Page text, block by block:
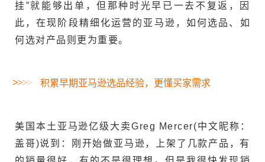
挂”就能够出单，但那种时光早已一去不复返，因
此，在现阶段精细化运营的亚马逊，如何选品、如
何选对产品则更为重要。
>>>> 积累早期亚马逊选品经验，更懂买家需求
美国本土亚马逊亿级大卖Greg Mercer(中文昵称：
盖哥)说到：刚开始做亚马逊，上架了几款产品，有